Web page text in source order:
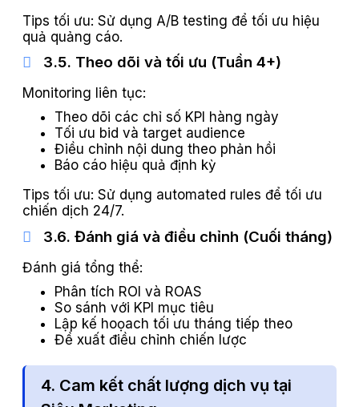
Tips tối ưu: Sử dụng A/B testing để tối ưu hiệu
quả quảng cáo.
3.5. Theo dõi và tối ưu (Tuần 4+)
Monitoring liên tục:
Theo dõi các chỉ số KPI hàng ngày
Tối ưu bid và target audience
Điều chỉnh nội dung theo phản hồi
Báo cáo hiệu quả định kỳ
Tips tối ưu: Sử dụng automated rules để tối ưu
chiến dịch 24/7.
3.6. Đánh giá và điều chỉnh (Cuối tháng)
Đánh giá tổng thể:
Phân tích ROI và ROAS
So sánh với KPI mục tiêu
Lập kế hoọach tối ưu tháng tiếp theo
Đề xuất điều chỉnh chiến lược
4. Cam kết chất lượng dịch vụ tại